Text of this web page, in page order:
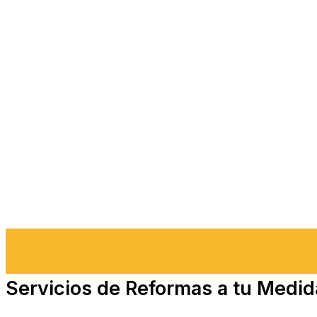
Servicios de Reformas a tu